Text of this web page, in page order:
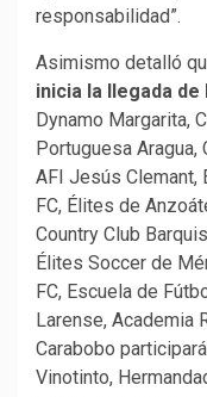
responsabilidad”.
Asimismo detalló
inicia la llegada
Dynamo Margarita,
Portuguesa Aragua,
AFI Jesús Clemant,
FC, Élites de
Country Club
Élites Soccer de
FC, Escuela de
Larense, Academia
Carabobo
Vinotinto,